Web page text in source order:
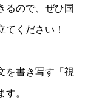
るので、ぜひ国
ください！
を書き写す「視
。